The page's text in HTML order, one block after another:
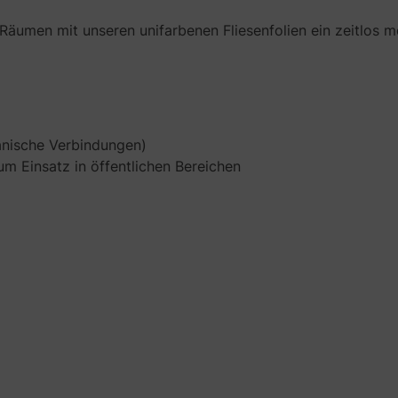
mit unseren unifarbenen Fliesenfolien ein zeitlos
Verbindungen)
Einsatz in öffentlichen Bereichen